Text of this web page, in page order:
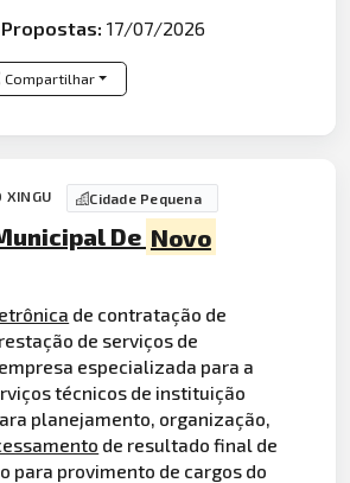
17/07/2026
Compartilhar
XINGU Cidade Pequena
De Novo
de contratação de
de serviços de
especializada para a
técnicos de instituição
planejamento, organização,
de resultado final de
para provimento de cargos do